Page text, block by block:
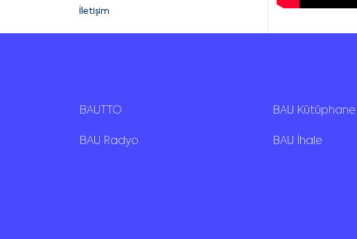
İletişim
BAUTTO BAU Kütüphane
BAU Radyo BAU İhale